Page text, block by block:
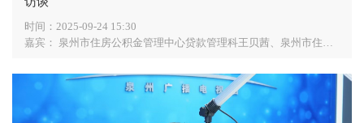
时间： 2025-09-24 15:30
嘉宾：
泉州市住房公积金管理中心贷款管理科王贝茜、泉州市住房公积金管理中心市区管理部李珺、泉州建行行政中心支行副行长高清香